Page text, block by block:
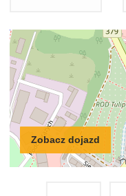
Zobacz dojazd